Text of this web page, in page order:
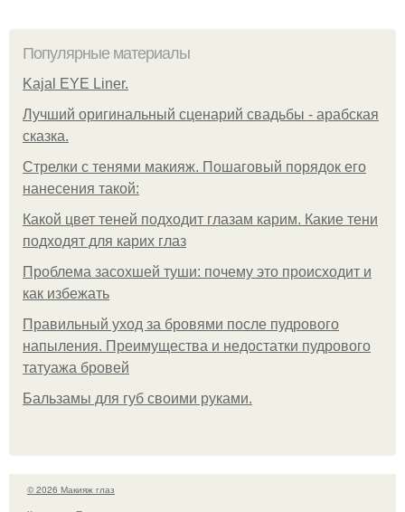
Популярные материалы
Kajal EYE Liner.
Лучший оригинальный сценарий свадьбы - арабская
сказка.
Стрелки с тенями макияж. Пошаговый порядок его
нанесения такой:
Какой цвет теней подходит глазам карим. Какие тени
подходят для карих глаз
Проблема засохшей туши: почему это происходит и
как избежать
Правильный уход за бровями после пудрового
напыления. Преимущества и недостатки пудрового
татуажа бровей
Бальзамы для губ своими руками.
© 2026 Макияж глаз